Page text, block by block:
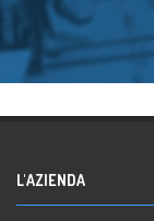
L'AZIENDA